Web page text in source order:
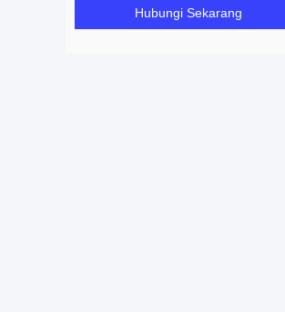
Hubungi Sekarang